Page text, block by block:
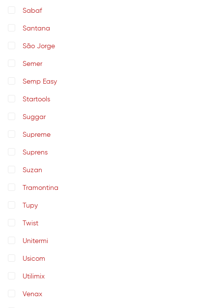
Sabaf
Santana
São Jorge
Semer
Semp Easy
Startools
Suggar
Supreme
Suprens
Suzan
Tramontina
Tupy
Twist
Unitermi
Usicom
Utilimix
Venax